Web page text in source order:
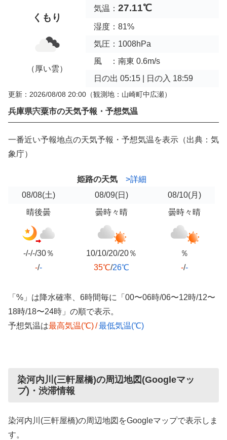
くもり
（厚い雲）
気温： 27.11℃
湿度：81%
気圧：1008hPa
風 ：南東 0.6m/s
日の出 05:15 | 日の入 18:59
更新：2026/08/08 20:00 （観測地：山崎町中広瀬）
兵庫県宍粟市の天気予報・予想気温
一番近い予報地点の天気予報・予想気温を表示（出典：気
象庁）
姫路の天気
>詳細
08/08(土) 08/09(日) 08/10(月)
晴後曇
-/-/-/30％
-/-
曇時々晴
10/10/20/20％
35℃/26℃
曇時々晴
％
-/-
「%」は降水確率、6時間毎に「00〜06時/06〜12時/12〜
18時/18〜24時」の順で表示。
予想気温は最高気温(℃)/最低気温(℃)
染河内川(三軒屋橋)の周辺地図(Googleマッ
プ)・渋滞情報
染河内川(三軒屋橋)の周辺地図をGoogleマップで表示しま
す。